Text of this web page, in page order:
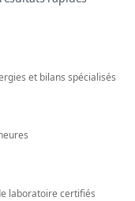
et bilans spécialisés
laboratoire certifiés